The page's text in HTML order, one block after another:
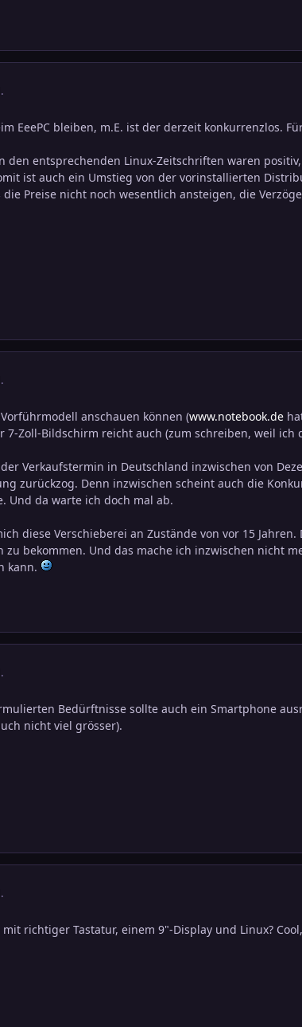
EeePC bleiben, m.E. ist der derzeit konkurrenzlos.
den entsprechenden Linux-Zeitschriften waren
ist auch ein Umstieg von der vorinstallierten
Preise nicht noch wesentlich ansteigen, die
anschauen können (www.notebook.de
7-Zoll-Bildschirm reicht auch (zum schreiben, weil ich
Verkaufstermin in Deutschland inzwischen von
zurückzog. Denn inzwischen scheint auch die
Und da warte ich doch mal ab.
diese Verschieberei an Zustände von vor 15
zu bekommen. Und das mache ich inzwischen nicht
kann.
Bedürftnisse sollte auch ein Smartphone
nicht viel grösser).
richtiger Tastatur, einem 9"-Display und Linux?